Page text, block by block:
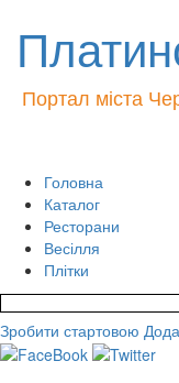
Портал міста
Головна
Каталог
Ресторани
Весілля
Плітки
Зробити стартовою